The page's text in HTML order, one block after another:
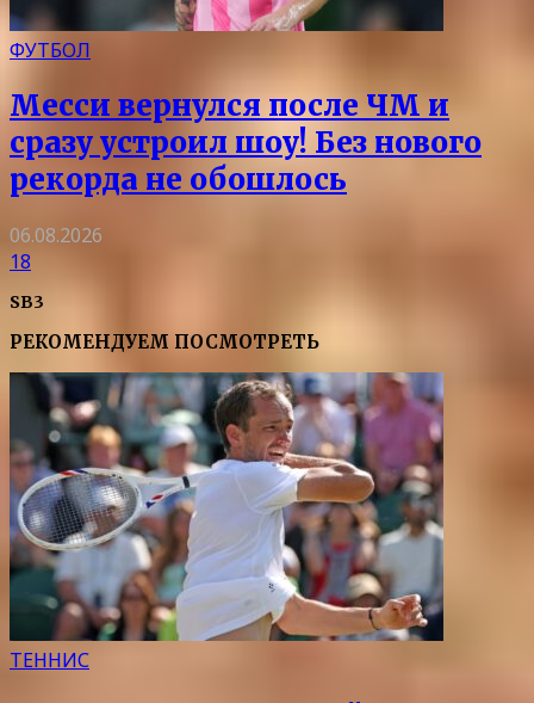
ФУТБОЛ
Месси вернулся после ЧМ и
сразу устроил шоу! Без нового
рекорда не обошлось
06.08.2026
18
SB3
РЕКОМЕНДУЕМ ПОСМОТРЕТЬ
ТЕННИС